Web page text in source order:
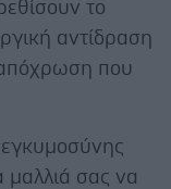
το
αντίδραση
που
εγκυμοσύνης
μαλλιά σας να